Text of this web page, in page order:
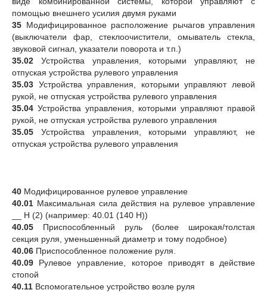
помощью внешнего усилия двумя руками
35 Модифицированное расположение рычагов управления
(выключатели фар, стеклоочистители, омыватель стекла,
звуковой сигнал, указатели поворота и т.п.)
35.02
Устройства управления, которыми управляют, не
отпуская устройства рулевого управления
35.03 Устройства управления, которыми управляют левой
рукой, не отпуская устройства рулевого управления
35.04 Устройства управления, которыми управляют правой
рукой, не отпуская устройства рулевого управления
35.05
Устройства управления, которыми управляют, не
отпуская устройства рулевого управления
40 Модифицированное рулевое управление
40.01 Максимальная сила действия на рулевое управление
__ Н (2) (например: 40.01 (140 Н))
40.05
Приспособленный руль (более широкая/толстая
секция руля, уменьшенный диаметр и тому подобное)
40.06 Приспособленное положение руля.
40.09
Рулевое управление, которое приводят в действие
стопой
40.11 Вспомогательное устройство возле руля